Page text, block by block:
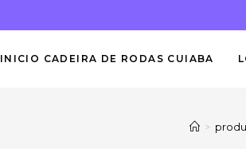
INICIO CADEIRA DE RODAS CUIABA
>